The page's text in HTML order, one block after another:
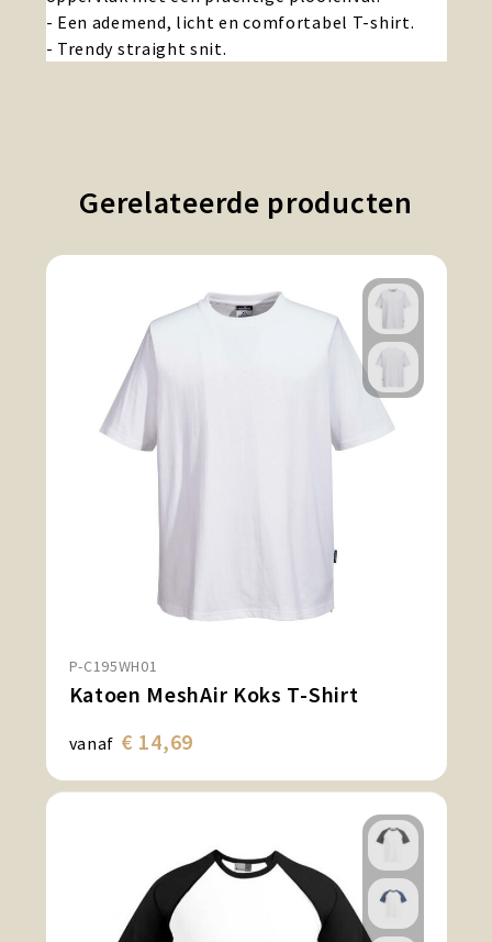
- Een ademend, licht en comfortabel T-shirt.
- Trendy straight snit.
Gerelateerde producten
P-C195WH01
Katoen MeshAir Koks T-Shirt
vanaf € 14,69